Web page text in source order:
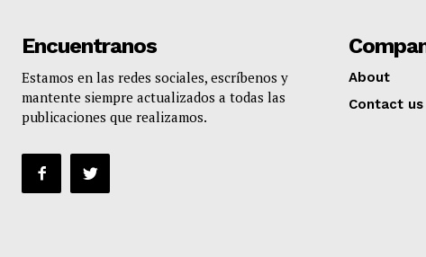
Encuentranos
Estamos en las redes sociales, escríbenos y
mantente siempre actualizados a todas las
publicaciones que realizamos.
About
Contact us